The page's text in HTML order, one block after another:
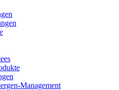
Management